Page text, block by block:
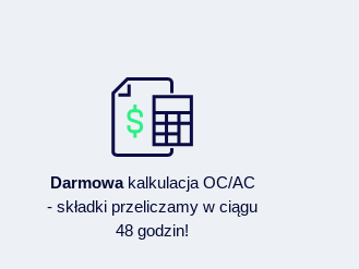
Darmowakalkulacja OC/AC
- składki przeliczamy w ciągu
48 godzin!